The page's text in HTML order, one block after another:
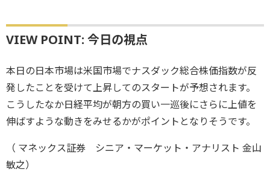
VIEW POINT: 今日の視点
本日の日本市場は米国市場でナスダック総合株価指数が反
発したことを受けて上昇してのスタートが予想されます。
こうしたなか日経平均が朝方の買い一巡後にさらに上値を
伸ばすような動きをみせるかがポイントとなりそうです。
（ マネックス証券 シニア・マーケット・アナリスト 金山
敏之）